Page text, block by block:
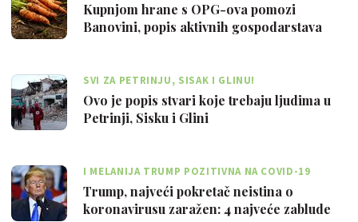
Kupnjom hrane s OPG-ova pomozi
Banovini, popis aktivnih gospodarstava
SVI ZA PETRINJU, SISAK I GLINU!
Ovo je popis stvari koje trebaju ljudima u
Petrinji, Sisku i Glini
I MELANIJA TRUMP POZITIVNA NA COVID-19
Trump, najveći pokretač neistina o
koronavirusu zaražen: 4 najveće zablude